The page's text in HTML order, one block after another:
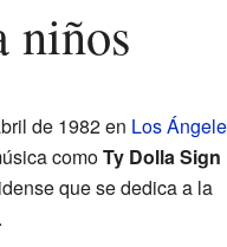
niños
de 1982 en Los
comoTy Dolla Sign
que se dedica a la